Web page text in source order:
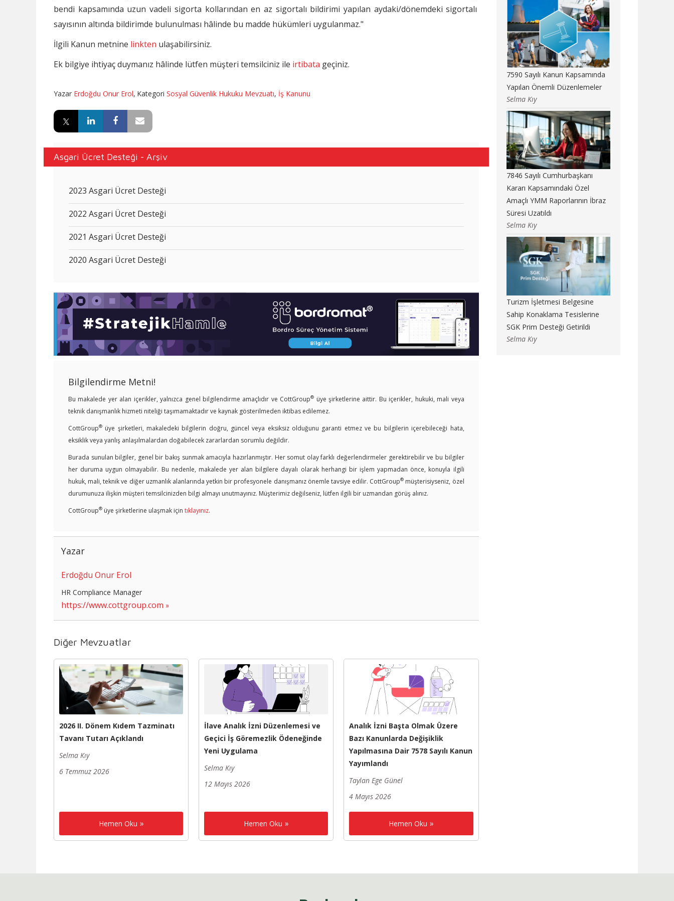
bendi kapsamında uzun vadeli sigorta kollarından en az sigortalı bildirimi yapılan aydaki/dönemdeki sigortalı
sayısının altında bildirimde bulunulması hâlinde bu madde hükümleri uygulanmaz."
İlgili Kanun metnine linkten ulaşabilirsiniz.
Ek bilgiye ihtiyaç duymanız hâlinde lütfen müşteri temsilciniz ile irtibata geçiniz.
Yazar Erdoğdu Onur Erol, Kategori Sosyal Güvenlik Hukuku Mevzuatı, İş Kanunu
Asgari Ücret Desteği - Arşiv
2023 Asgari Ücret Desteği
2022 Asgari Ücret Desteği
2021 Asgari Ücret Desteği
2020 Asgari Ücret Desteği
Bilgilendirme Metni!
Bu makalede yer alan içerikler, yalnızca genel bilgilendirme amaçlıdır ve CottGroup® üye şirketlerine aittir. Bu içerikler, hukuki, mali veya
teknik danışmanlık hizmeti niteliği taşımamaktadır ve kaynak gösterilmeden iktibas edilemez.
CottGroup® üye şirketleri, makaledeki bilgilerin doğru, güncel veya eksiksiz olduğunu garanti etmez ve bu bilgilerin içerebileceği hata,
eksiklik veya yanlış anlaşılmalardan doğabilecek zararlardan sorumlu değildir.
Burada sunulan bilgiler, genel bir bakış sunmak amacıyla hazırlanmıştır. Her somut olay farklı değerlendirmeler gerektirebilir ve bu bilgiler
her duruma uygun olmayabilir. Bu nedenle, makalede yer alan bilgilere dayalı olarak herhangi bir işlem yapmadan önce, konuyla ilgili
hukuk, mali, teknik ve diğer uzmanlık alanlarında yetkin bir profesyonele danışmanız önemle tavsiye edilir. CottGroup® müşterisiyseniz, özel
durumunuza ilişkin müşteri temsilcinizden bilgi almayı unutmayınız. Müşterimiz değilseniz, lütfen ilgili bir uzmandan görüş alınız.
CottGroup® üye şirketlerine ulaşmak için tıklayınız.
Yazar
Erdoğdu Onur Erol
HR Compliance Manager
https://www.cottgroup.com
Diğer Mevzuatlar
2026 II. Dönem Kıdem Tazminatı
Tavanı Tutarı Açıklandı
Selma Kıy
6 Temmuz 2026
Hemen Oku
İlave Analık İzni Düzenlemesi ve
Geçici İş Göremezlik Ödeneğinde
Yeni Uygulama
Selma Kıy
12 Mayıs 2026
Hemen Oku
Analık İzni Başta Olmak Üzere
Bazı Kanunlarda Değişiklik
Yapılmasına Dair 7578 Sayılı Kanun
Yayımlandı
Taylan Ege Günel
4 Mayıs 2026
Hemen Oku
7590 Sayılı Kanun Kapsamında
Yapılan Önemli Düzenlemeler
Selma Kıy
7846 Sayılı Cumhurbaşkanı
Kararı Kapsamındaki Özel
Amaçlı YMM Raporlarının İbraz
Süresi Uzatıldı
Selma Kıy
Turizm İşletmesi Belgesine
Sahip Konaklama Tesislerine
SGK Prim Desteği Getirildi
Selma Kıy